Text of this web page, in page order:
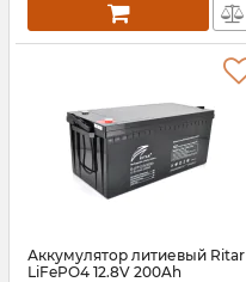
Аккумулятор литиевый Ritar
LiFePO4 12.8V 200Ah